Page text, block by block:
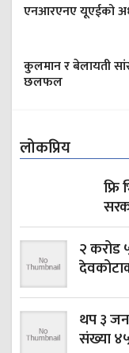
एनआरएनए यूएईको
कुलमान र बेलायती
छलफल
लोकप्रिय
२ करोड
थप ३
संख्या